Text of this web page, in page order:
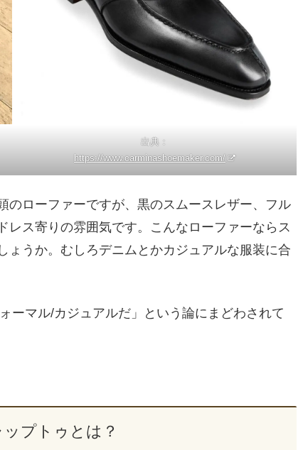
出典：
https://www.carminashoemaker.com/
のローファーですが、黒のスムースレザー、フル
ス寄りの雰囲気です。こんなローファーならス
ょうか。むしろデニムとかカジュアルな服装に合
ーマル/カジュアルだ」という論にまどわされて
プトゥとは？